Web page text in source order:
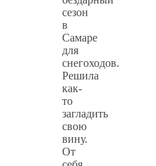
сезон
в
Самаре
для
снегоходов.
Решила
как-
то
загладить
свою
вину.
От